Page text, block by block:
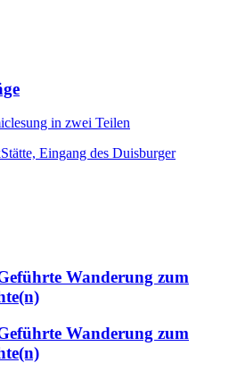
in zwei Teilen
Eingang des Duisburger
Wanderung zum
Wanderung zum